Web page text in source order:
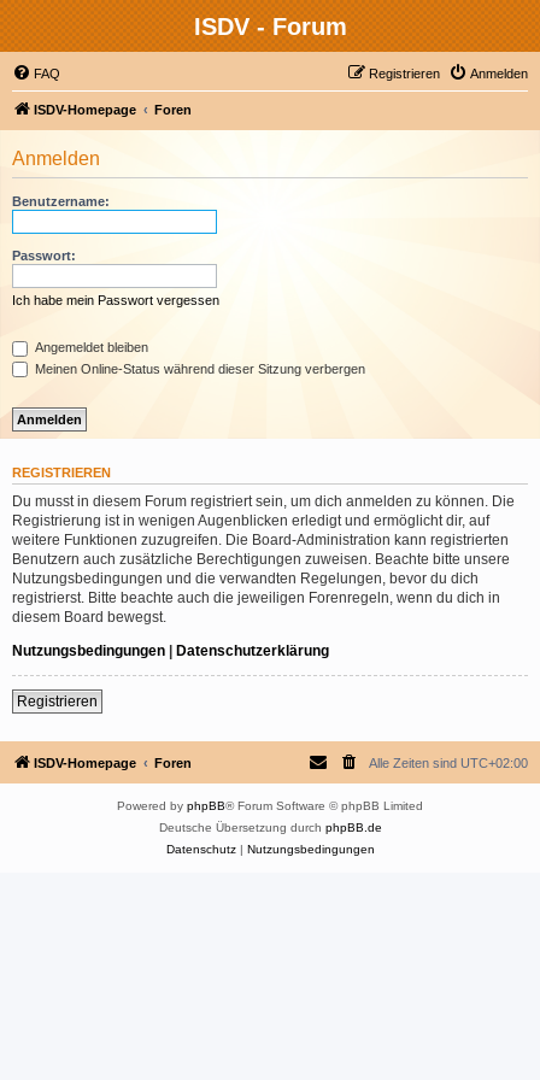
ISDV - Forum
FAQ Anmelden
Registrieren
ISDV-Homepage Foren
Anmelden
Benutzername:
Passwort:
Ich habe mein Passwort vergessen
Angemeldet bleiben
Meinen Online-Status während dieser Sitzung verbergen
REGISTRIEREN
Du musst in diesem Forum registriert sein, um dich anmelden zu können. Die
Registrierung ist in wenigen Augenblicken erledigt und ermöglicht dir, auf
weitere Funktionen zuzugreifen. Die Board-Administration kann registrierten
Benutzern auch zusätzliche Berechtigungen zuweisen. Beachte bitte unsere
Nutzungsbedingungen und die verwandten Regelungen, bevor du dich
registrierst. Bitte beachte auch die jeweiligen Forenregeln, wenn du dich in
diesem Board bewegst.
Nutzungsbedingungen | Datenschutzerklärung
Registrieren
ISDV-Homepage Foren Alle Zeiten sind UTC+02:00
Powered by phpBB® Forum Software © phpBB Limited
Deutsche Übersetzung durch phpBB.de
Datenschutz| Nutzungsbedingungen